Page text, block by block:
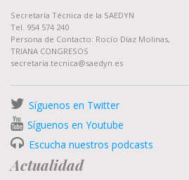
Secretaría Técnica de la SAEDYN
Tel. 954 574 240
Persona de Contacto: Rocío Díaz Molinas,
TRIANA CONGRESOS
secretaria.tecnica@saedyn.es
Síguenos en Twitter
Síguenos en Youtube
Escucha nuestros podcasts
Actualidad